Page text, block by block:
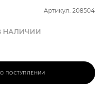
Артикул: 208504
НАЛИЧИИ
ПОСТУПЛЕНИИ